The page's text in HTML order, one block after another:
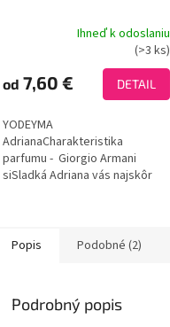
produktu
je
z
5
hviezdičiek.
Ihneď k odoslaniu
(>3 ks)
od 7,60 € DETAIL
YODEYMA
AdrianaCharakteristika
parfumu - Giorgio Armani
siSladká Adriana vás najskôr
Popis Podobné (2)
Podrobný popis